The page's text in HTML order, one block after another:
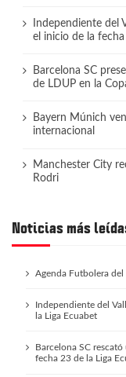
Independiente del
el inicio de la
Barcelona SC
de LDUP en la
Bayern Múnich
internacional
Manchester City
Rodri
Noticias más
Agenda Futbolera
Independiente del
la Liga Ecuabet
Barcelona SC
fecha 23 de la Liga